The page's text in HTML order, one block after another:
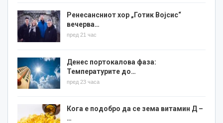
Ренесансниот хор „Готик Војсис“
вечерва…
пред 21 час
Денес портокалова фаза:
Температурите до…
пред 23 часа
Кога е подобро да се зема витамин Д –
…